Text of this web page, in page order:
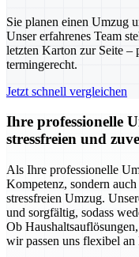
Sie planen einen Umzug
Unser erfahrenes Team
letzten Karton zur Seite –
termingerecht.
Jetzt schnell vergleichen
Ihre professionelle
stressfreien und
Als Ihre professionelle
Kompetenz, sondern
stressfreien Umzug.
und sorgfältig, sodass
Ob
wir passen uns flexibel an